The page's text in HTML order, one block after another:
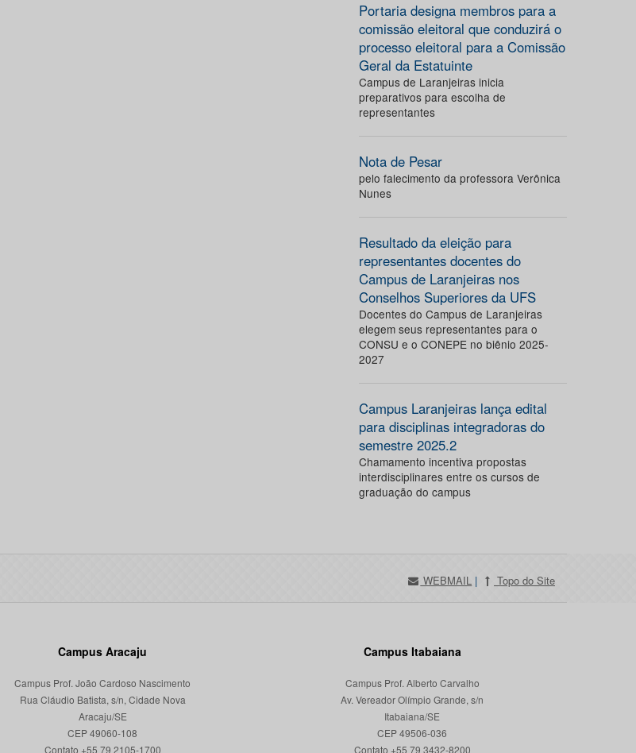
Portaria designa membros para a
comissão eleitoral que conduzirá o
processo eleitoral para a Comissão
Geral da Estatuinte
Campus de Laranjeiras inicia
preparativos para escolha de
representantes
Nota de Pesar
pelo falecimento da professora Verônica
Nunes
Resultado da eleição para
representantes docentes do
Campus de Laranjeiras nos
Conselhos Superiores da UFS
Docentes do Campus de Laranjeiras
elegem seus representantes para o
CONSU e o CONEPE no biênio 2025-
2027
Campus Laranjeiras lança edital
para disciplinas integradoras do
semestre 2025.2
Chamamento incentiva propostas
interdisciplinares entre os cursos de
graduação do campus
WEBMAIL | Topo do Site
Campus Aracaju
Campus Prof. João Cardoso Nascimento
Rua Cláudio Batista, s/n, Cidade Nova
Aracaju/SE
CEP 49060-108
Campus Itabaiana
Campus Prof. Alberto Carvalho
Av. Vereador Olímpio Grande, s/n
Itabaiana/SE
CEP 49506-036